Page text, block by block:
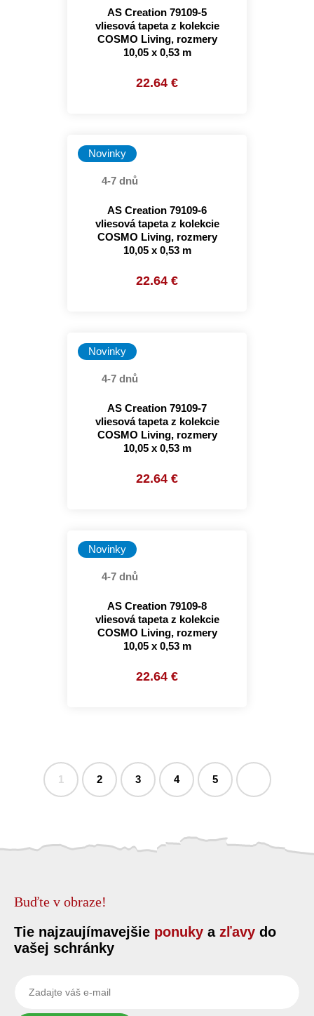
AS Creation 79109-5
vliesová tapeta z kolekcie
COSMO Living, rozmery
10,05 x 0,53 m
22.64 €
Novinky
4-7 dnů
AS Creation 79109-6
vliesová tapeta z kolekcie
COSMO Living, rozmery
10,05 x 0,53 m
22.64 €
Novinky
4-7 dnů
AS Creation 79109-7
vliesová tapeta z kolekcie
COSMO Living, rozmery
10,05 x 0,53 m
22.64 €
Novinky
4-7 dnů
AS Creation 79109-8
vliesová tapeta z kolekcie
COSMO Living, rozmery
10,05 x 0,53 m
22.64 €
1 2 3 4 5
Buďte v obraze!
Tie najzaujímavejšie ponuky a zľavy do
vašej schránky